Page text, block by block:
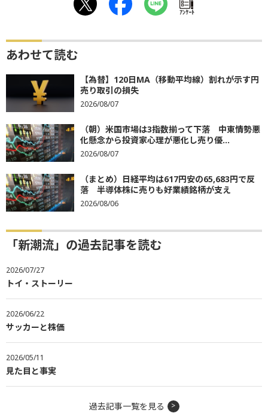
ｱﾝｹｰﾄ
あわせて読む
【為替】120日MA（移動平均線）割れが示す円
売り取引の損失
2026/08/07
（朝）米国市場は3指数揃って下落 中東情勢悪
化懸念から投資家心理が悪化し売り優...
2026/08/07
（まとめ）日経平均は617円安の65,683円で反
落 半導体株に売りも好業績銘柄が支え
2026/08/06
「新潮流」の過去記事を読む
2026/07/27
トイ・ストーリー
2026/06/22
サッカーと株価
2026/05/11
見た目と事実
過去記事一覧を見る